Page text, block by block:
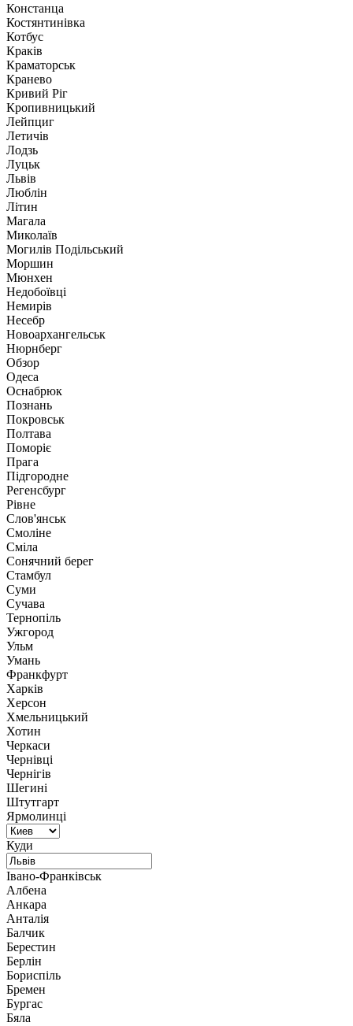
Констанца
Костянтинівка
Котбус
Краків
Краматорськ
Кранево
Кривий Ріг
Кропивницький
Лейпциг
Летичів
Лодзь
Луцьк
Львів
Люблін
Літин
Магала
Миколаїв
Могилів Подільський
Моршин
Мюнхен
Недобоївці
Немирів
Несебр
Новоархангельськ
Нюрнберг
Обзор
Одеса
Оснабрюк
Познань
Покровськ
Полтава
Поморіє
Прага
Підгородне
Регенсбург
Рівне
Слов'янськ
Смоліне
Сміла
Сонячний берег
Стамбул
Суми
Сучава
Тернопіль
Ужгород
Ульм
Умань
Франкфурт
Харків
Херсон
Хмельницький
Хотин
Черкаси
Чернівці
Чернігів
Шегині
Штутгарт
Ярмолинці
Куди
Івано-Франківськ
Албена
Анкара
Анталія
Балчик
Берестин
Берлін
Бориспіль
Бремен
Бургас
Бяла